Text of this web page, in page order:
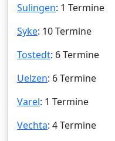
Sulingen: 1 Termine
Syke: 10 Termine
Tostedt: 6 Termine
Uelzen: 6 Termine
Varel: 1 Termine
Vechta: 4 Termine